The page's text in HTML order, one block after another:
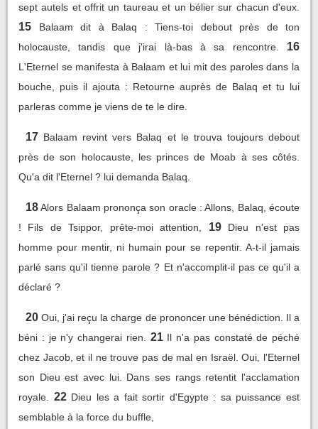
sept autels et offrit un taureau et un bélier sur chacun d'eux.
15
Balaam dit à Balaq : Tiens-toi debout près de ton
holocauste, tandis que j'irai là-bas à sa rencontre.
16
L'Eternel se manifesta à Balaam et lui mit des paroles dans la
bouche, puis il ajouta : Retourne auprès de Balaq et tu lui
parleras comme je viens de te le dire.
17 Balaam revint vers Balaq et le trouva toujours debout
près de son holocauste, les princes de Moab à ses côtés.
Qu'a dit l'Eternel ? lui demanda Balaq.
18 Alors Balaam prononça son oracle : Allons, Balaq, écoute
! Fils de Tsippor, prête-moi attention,
19
Dieu n'est pas
homme pour mentir, ni humain pour se repentir. A-t-il jamais
parlé sans qu'il tienne parole ? Et n'accomplit-il pas ce qu'il a
déclaré ?
20 Oui, j'ai reçu la charge de prononcer une bénédiction. Il a
béni : je n'y changerai rien.
21 Il n'a pas constaté de péché
chez Jacob, et il ne trouve pas de mal en Israël. Oui, l'Eternel
son Dieu est avec lui. Dans ses rangs retentit l'acclamation
royale.
22 Dieu les a fait sortir d'Egypte : sa puissance est
semblable à la force du buffle,